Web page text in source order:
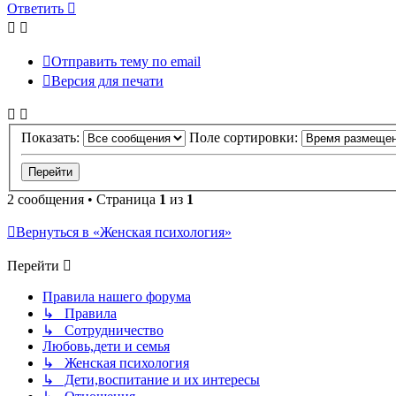
началу
Ответить
Отправить тему по email
Версия для печати
Показать: Поле сортировки:
2 сообщения • Страница 1 из 1
Вернуться в «Женская психология»
Перейти
Правила нашего форума
↳ Правила
↳ Сотрудничество
Любовь,дети и семья
↳ Женская психология
↳ Дети,воспитание и их интересы